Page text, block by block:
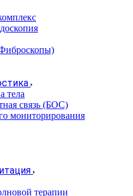
тела
связь (БОС)
мониторирования
терапии